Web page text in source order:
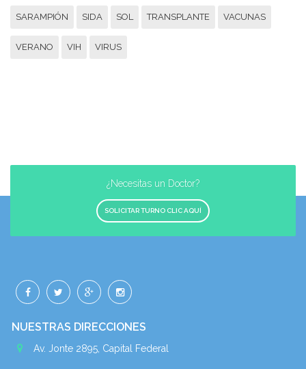
SARAMPIÓN SIDA SOL TRANSPLANTE VACUNAS
VERANO VIH VIRUS
¿Necesitas un Doctor?
SOLICITAR TURNO CLIC AQUÍ
NUESTRAS DIRECCIONES
Av. Jonte 2895, Capital Federal